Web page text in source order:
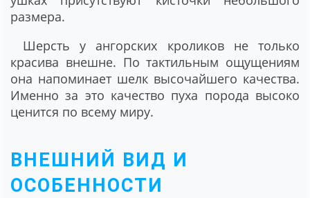
размера.
Шерсть у ангорских кроликов не только
красива внешне. По тактильным ощущениям
она напоминает шелк высочайшего качества.
Именно за это качество пуха порода высоко
ценится по всему миру.
ВНЕШНИЙ ВИД И
ОСОБЕННОСТИ